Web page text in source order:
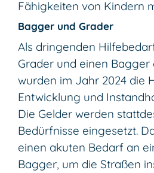
Fähigkeiten von Kindern
Bagger und Grader
Als dringenden
Grader und einen
wurden im Jahr 2024 die
Entwicklung und
Die Gelder werden
Bedürfnisse eingesetzt.
einen akuten Bedarf an
Bagger, um die Straßen